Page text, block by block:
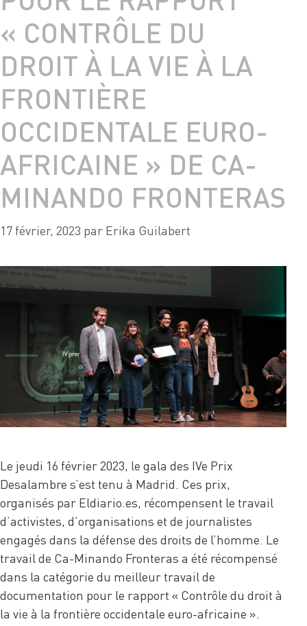
« CONTRÔLE DU
DROIT À LA VIE À LA
FRONTIÈRE
OCCIDENTALE EURO-
AFRICAINE » DE CA-
MINANDO FRONTERAS
17 février, 2023 par Erika Guilabert
Le jeudi 16 février 2023, le gala des IVe Prix
Desalambre s’est tenu à Madrid. Ces prix,
organisés par Eldiario.es, récompensent le travail
d’activistes, d’organisations et de journalistes
engagés dans la défense des droits de l’homme. Le
travail de Ca-Minando Fronteras a été récompensé
dans la catégorie du meilleur travail de
documentation pour le rapport « Contrôle du droit à
la vie à la frontière occidentale euro-africaine ».